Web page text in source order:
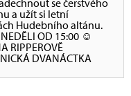
se čerstvého
a užít si letní
Hudebního altánu.
OD 15:00 ☺
RIPPEROVĚ
DVANÁCTKA